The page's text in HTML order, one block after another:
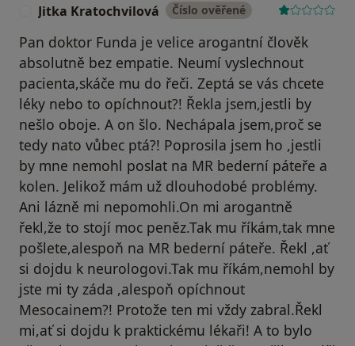
Jitka Kratochvilová Číslo ověřené
Pan doktor Funda je velice arogantní člověk
absolutně bez empatie. Neumí vyslechnout
pacienta,skáče mu do řeči. Zeptá se vás chcete
léky nebo to opíchnout?! Řekla jsem,jestli by
nešlo oboje. A on šlo. Nechápala jsem,proč se
tedy nato vůbec ptá?! Poprosila jsem ho ,jestli
by mne nemohl poslat na MR bederní páteře a
kolen. Jelikož mám už dlouhodobé problémy.
Ani lázně mi nepomohli.On mi arogantně
řekl,že to stojí moc peněz.Tak mu říkám,tak mne
pošlete,alespoň na MR bederní páteře. Řekl ,ať
si dojdu k neurologovi.Tak mu říkám,nemohl by
jste mi ty záda ,alespoň opíchnout
Mesocainem?! Protože ten mi vždy zabral.Řekl
mi,ať si dojdu k praktickému lékaři! A to bylo